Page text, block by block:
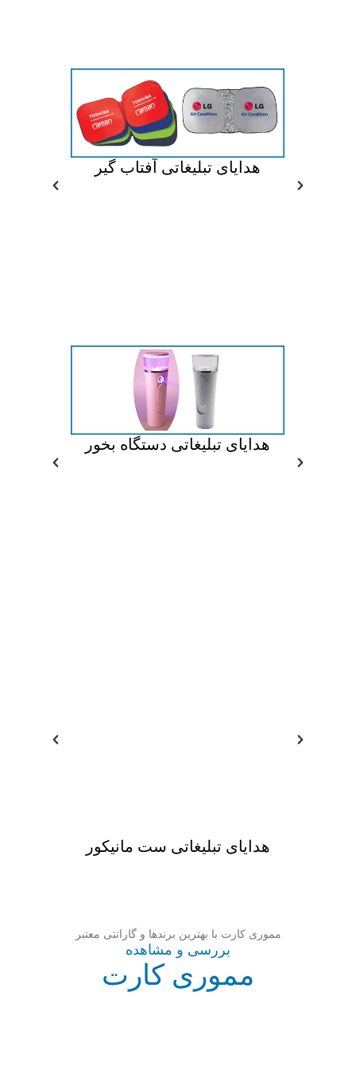
هدایای تبلیغاتی آفتاب گیر
هدایای تبلیغاتی دستگاه بخور
مموری کارت با بهترین برندها و گارانتی معتبر
بررسی و مشاهده
مموری کارت